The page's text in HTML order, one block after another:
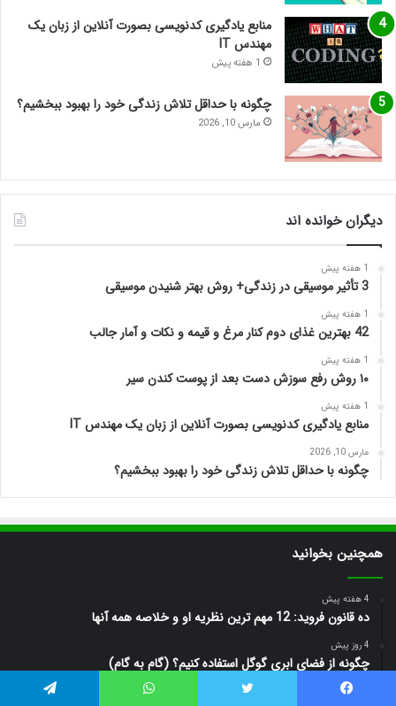
منابع یادگیری کدنویسی بصورت آنلاین از زبان یک
مهندس IT
1 هفته پیش
چگونه با حداقل تلاش زندگی خود را بهبود ببخشیم؟
مارس 10, 2026
دیگران خوانده اند
1 هفته پیش
3 تأثیر موسیقی در زندگی+ روش بهتر شنیدن موسیقی
1 هفته پیش
42 بهترین غذای دوم کنار مرغ و قیمه و نکات و آمار جالب
1 هفته پیش
۱۰ روش رفع سوزش دست بعد از پوست کندن سیر
1 هفته پیش
منابع یادگیری کدنویسی بصورت آنلاین از زبان یک مهندس IT
مارس 10, 2026
چگونه با حداقل تلاش زندگی خود را بهبود ببخشیم؟
همچنین بخوانید
4 هفته پیش
ده قانون فروید: 12 مهم ترین نظریه او و خلاصه همه آنها
4 روز پیش
چگونه از فضای ابری گوگل استفاده کنیم؟ (گام به گام)